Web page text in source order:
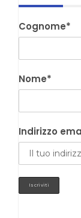
Cognome*
Nome*
Indirizzo